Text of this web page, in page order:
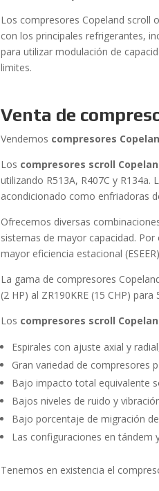
Los compresores Copeland scroll
con los principales refrigerantes,
para utilizar modulación de
limites.
Venta de
Vendemos compresores
Los compresores scroll
utilizando R513A, R407C y
acondicionado como enfriadoras
Ofrecemos diversas
sistemas de mayor capacidad.
mayor eficiencia estacional
La gama de compresores
(2 HP) al ZR190KRE (15 CHP) para
Los compresores scroll
Espirales con ajuste axial y
Gran variedad de compresores
Bajo impacto total equivalente
Bajos niveles de ruido y
Bajo porcentaje de migración
Las configuraciones en tándem
Tenemos en existencia el